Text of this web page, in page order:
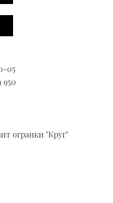
05
950
огранки "Круг"